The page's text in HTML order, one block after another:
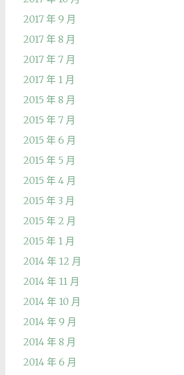
2017 年 9 月
2017 年 8 月
2017 年 7 月
2017 年 1 月
2015 年 8 月
2015 年 7 月
2015 年 6 月
2015 年 5 月
2015 年 4 月
2015 年 3 月
2015 年 2 月
2015 年 1 月
2014 年 12 月
2014 年 11 月
2014 年 10 月
2014 年 9 月
2014 年 8 月
2014 年 6 月